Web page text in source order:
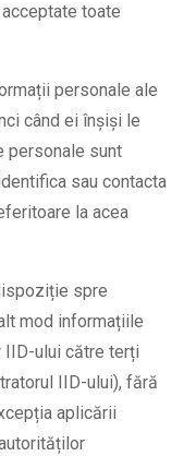
toate
personale ale
când ei înșiși le
personale sunt
sau contacta
la acea
spre
mod informațiile
ului către terți
IID-ului), fără
aplicării